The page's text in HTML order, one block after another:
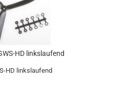
HD linkslaufend
HD linkslaufend